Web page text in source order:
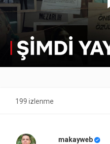
199 izlenme
makayweb